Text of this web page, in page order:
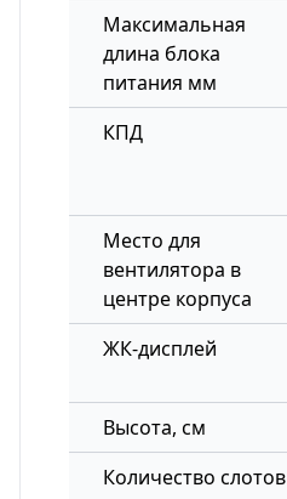
Максимальная
длина блока
питания мм
КПД
Место для
вентилятора в
центре корпуса
ЖК-дисплей
Высота, см
Количество слотов